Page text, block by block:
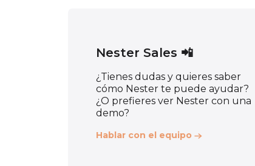
Nester Sales 📲
¿Tienes dudas y quieres saber
cómo Nester te puede ayudar?
¿O prefieres ver Nester con una
demo?
Hablar con el equipo